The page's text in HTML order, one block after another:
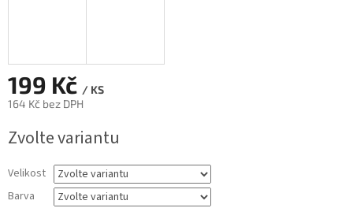
199 Kč / KS
164 Kč bez DPH
cena:
Zvolte variantu
Velikost
Barva